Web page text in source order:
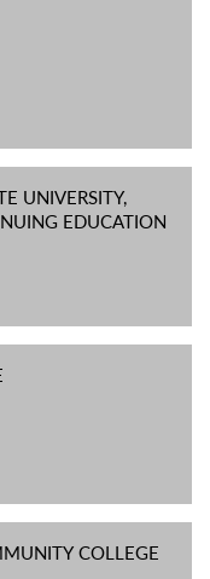
UNIVERSITY,
EDUCATION
COLLEGE